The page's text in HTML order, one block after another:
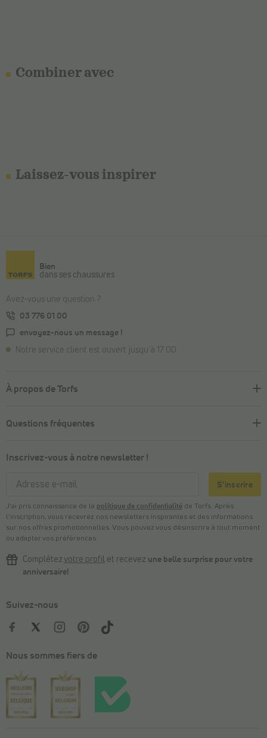
Combiner avec
Laissez-vous inspirer
Bien
dans ses chaussures
Avez-vous une question ?
03 776 01 00
envoyez-nous un message !
Notre service client est ouvert jusqu'à 17:00
À propos de Torfs
Questions fréquentes
Inscrivez-vous à notre newsletter !
S'inscrire
J’ai pris connaissance de la politique de confidentialité de Torfs. Après
l’inscription, vous recevrez nos newsletters inspirantes et des informations
sur nos offres promotionnelles. Vous pouvez vous désinscrire à tout moment
ou adapter vos préférences.
Complétez votre profil et recevez une belle surprise pour votre
anniversaire!
Suivez-nous
Nous sommes fiers de